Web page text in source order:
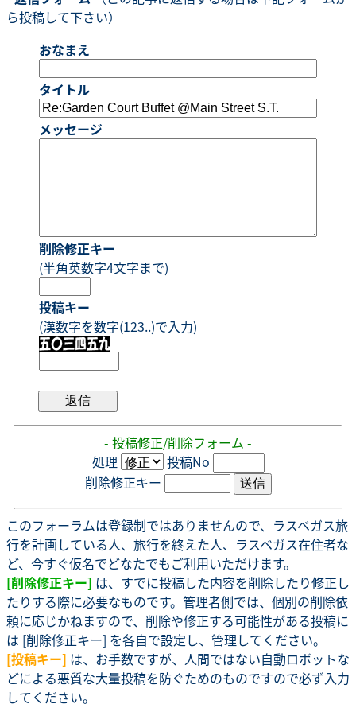
ら投稿して下さい）
おなまえ
タイトル
メッセージ
削除修正キー
(半角英数字4文字まで)
投稿キー
(漢数字を数字(123..)で入力)
- 投稿修正/削除フォーム -
処理
投稿No
削除修正キー
このフォーラムは登録制ではありませんので、ラスベガス旅
行を計画している人、旅行を終えた人、ラスベガス在住者な
ど、今すぐ仮名でどなたでもご利用いただけます。
[削除修正キー] は、すでに投稿した内容を削除したり修正し
たりする際に必要なものです。管理者側では、個別の削除依
頼に応じかねますので、削除や修正する可能性がある投稿に
は [削除修正キー] を各自で設定し、管理してください。
[投稿キー] は、お手数ですが、人間ではない自動ロボットな
どによる悪質な大量投稿を防ぐためのものですので必ず入力
してください。